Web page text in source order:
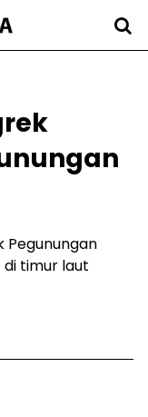
Pegunungan
di timur laut